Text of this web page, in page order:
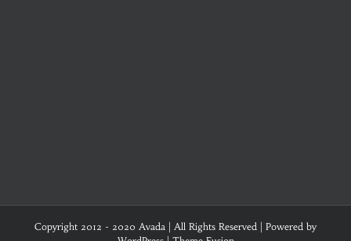
Copyright 2012 - 2020 Avada | All Rights Reserved | Powered by